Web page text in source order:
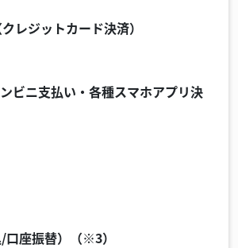
レジットカード決済）
ビニ支払い・各種スマホアプリ決
座振替）（※3）